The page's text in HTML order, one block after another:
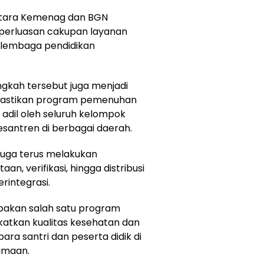
Kemenag dan BGN
cakupan layanan
pendidikan
tersebut juga menjadi
program pemenuhan
oleh seluruh kelompok
di berbagai daerah.
terus melakukan
verifikasi, hingga distribusi
salah satu program
kualitas kesehatan dan
santri dan peserta didik di